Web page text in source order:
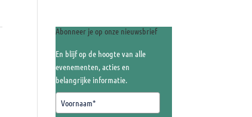
Abonneer je op onze nieuwsbrief
En blijf op de hoogte van alle
evenementen, acties en
belangrijke informatie.